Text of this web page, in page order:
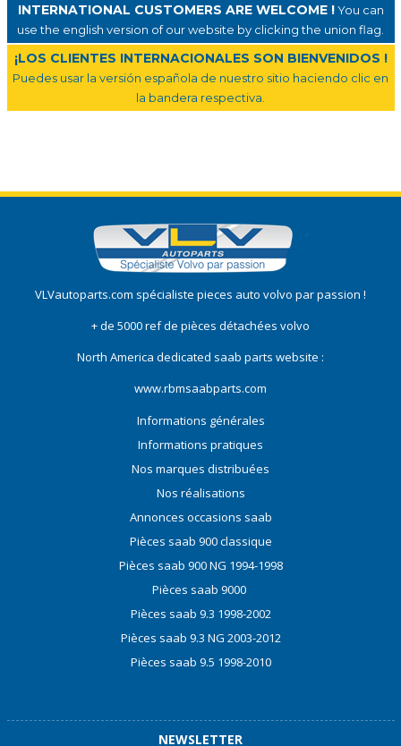
INTERNATIONAL CUSTOMERS ARE WELCOME !You can
use the english version of our website by clicking the union flag.
¡LOS CLIENTES INTERNACIONALES SON BIENVENIDOS !
Puedes usar la versión española de nuestro sitio haciendo clic en
la bandera respectiva.
VLVautoparts.com spécialiste pieces auto volvo par passion !
+ de 5000 ref de pièces détachées volvo
North America dedicated saab parts website :
www.rbmsaabparts.com
Informations générales
Informations pratiques
Nos marques distribuées
Nos réalisations
Annonces occasions saab
Pièces saab 900 classique
Pièces saab 900 NG 1994-1998
Pièces saab 9000
Pièces saab 9.3 1998-2002
Pièces saab 9.3 NG 2003-2012
Pièces saab 9.5 1998-2010
NEWSLETTER